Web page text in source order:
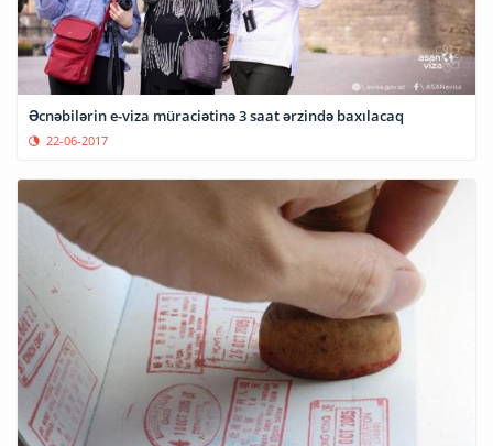
Əcnəbilərin e-viza müraciətinə 3 saat ərzində baxılacaq
22-06-2017